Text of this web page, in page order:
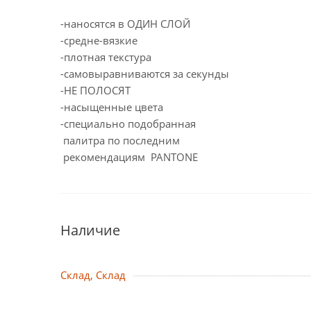
-наносятся в ОДИН СЛОЙ
-cредне-вязкие
-плотная текстура
-самовыравниваются за секунды
-НЕ ПОЛОСЯТ
-насыщенные цвета
-специально подобранная
палитра по последним
рекомендациям PANTONE
Наличие
Склад, Склад